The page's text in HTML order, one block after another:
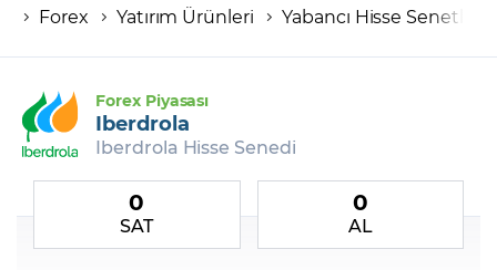
Hesap numaranız
Şifremi Unuttum
Forex Yatırım Ürünleri Yabancı Hisse Senetleri
Forex Piyasası
Iberdrola
Iberdrola Hisse Senedi
0
SAT
0
AL